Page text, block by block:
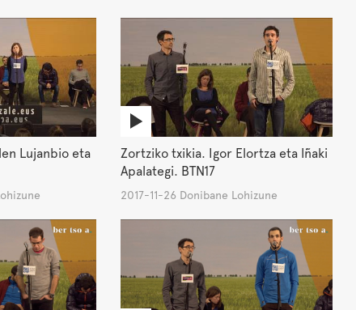
Lujanbio eta
Zortziko txikia. Igor Elortza eta Iñaki
Apalategi. BTN17
2017-11-26 Donibane Lohizune